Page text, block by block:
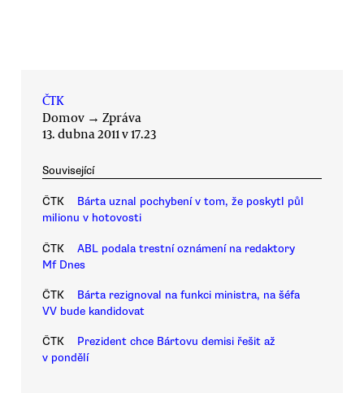
ČTK
Domov → Zpráva
13. dubna 2011 v 17.23
Související
ČTK
Bárta uznal pochybení v tom, že poskytl půl
milionu v hotovosti
ČTK
ABL podala trestní oznámení na redaktory
Mf Dnes
ČTK
Bárta rezignoval na funkci ministra, na šéfa
VV bude kandidovat
ČTK
Prezident chce Bártovu demisi řešit až
v pondělí